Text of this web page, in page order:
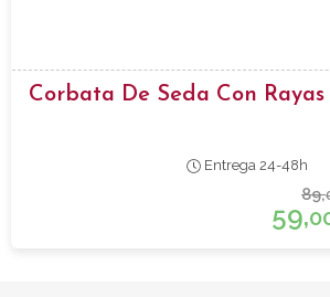
Corbata De Seda Con Rayas
Entrega 24-48h
89,
59,